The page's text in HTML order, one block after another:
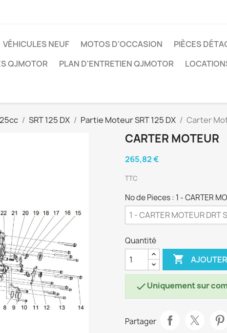
VÉHICULES NEUF MOTOS D'OCCASION PIÈCES
QJMOTOR
PLAN D'ENTRETIEN QJMOTOR
SRT 125 DX Partie Moteur SRT 125 DX Carter
CARTER MOTEUR
265,82 €
TTC
No de Pieces : 1 - CARTER
Quantité

Uniquement sur
Partager